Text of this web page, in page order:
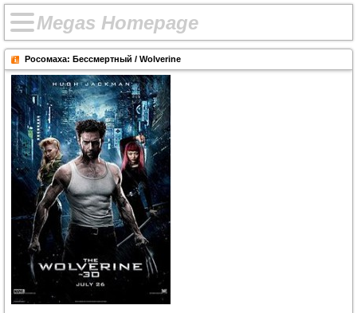
Megas Homepage
Росомаха: Бессмертный / Wolverine